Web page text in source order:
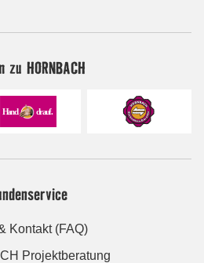
zu HORNBACH
Kontakt (FAQ)
Projektberatung